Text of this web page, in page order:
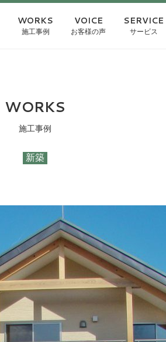
WORKS
施工事例
VOICE
お客様の声
SERVICE
サービス
WORKS
施工事例
新築